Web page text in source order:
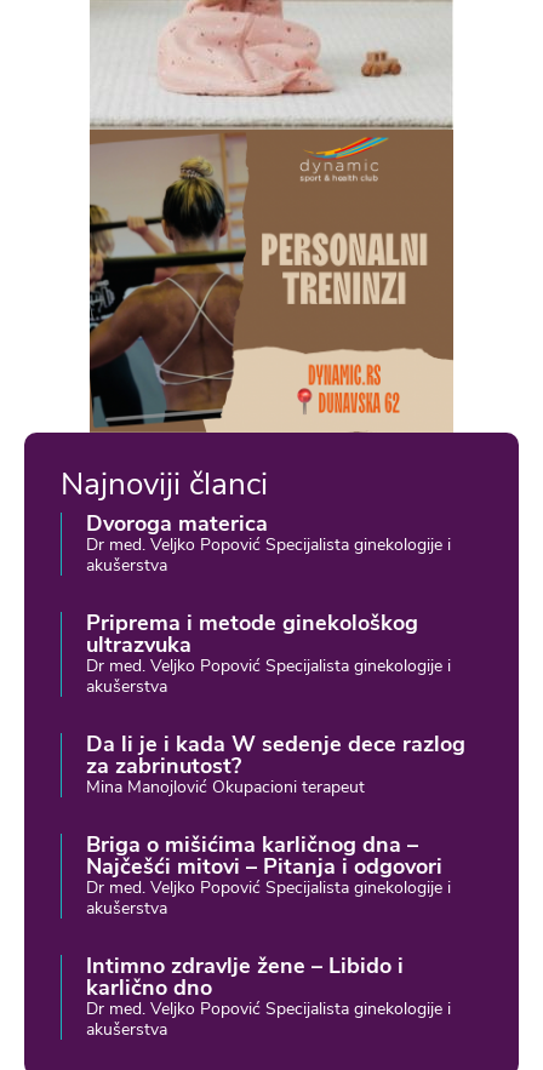
Najnoviji članci
Dvoroga materica
Dr med. Veljko Popović Specijalista ginekologije i
akušerstva
Priprema i metode ginekološkog
ultrazvuka
Dr med. Veljko Popović Specijalista ginekologije i
akušerstva
Da li je i kada W sedenje dece razlog
za zabrinutost?
Mina Manojlović Okupacioni terapeut
Briga o mišićima karličnog dna –
Najčešći mitovi – Pitanja i odgovori
Dr med. Veljko Popović Specijalista ginekologije i
akušerstva
Intimno zdravlje žene – Libido i
karlično dno
Dr med. Veljko Popović Specijalista ginekologije i
akušerstva